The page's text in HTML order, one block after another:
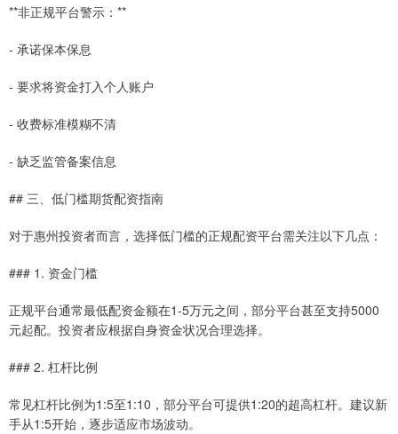
**非正规平台警示：**
- 承诺保本保息
- 要求将资金打入个人账户
- 收费标准模糊不清
- 缺乏监管备案信息
## 三、低门槛期货配资指南
对于惠州投资者而言，选择低门槛的正规配资平台需关注以下几点：
### 1. 资金门槛
正规平台通常最低配资金额在1-5万元之间，部分平台甚至支持5000
元起配。投资者应根据自身资金状况合理选择。
### 2. 杠杆比例
常见杠杆比例为1:5至1:10，部分平台可提供1:20的超高杠杆。建议新
手从1:5开始，逐步适应市场波动。